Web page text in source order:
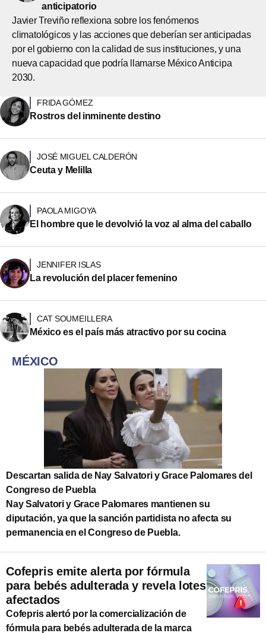
anticipatorio
Javier Treviño reflexiona sobre los fenómenos
climatológicos y las acciones que deberían ser anticipadas
por el gobierno con la calidad de sus instituciones, y una
nueva capacidad que podría llamarse México Anticipa
2030.
FRIDA GÓMEZ
Rostros del inminente destino
JOSÉ MIGUEL CALDERÓN
Ceuta y Melilla
PAOLA MIGOYA
El hombre que le devolvió la voz al alma del caballo
JENNIFER ISLAS
La revolución del placer femenino
CAT SOUMEILLERA
México es el país más atractivo por su cocina
MÉXICO
Descartan salida de Nay Salvatori y Grace Palomares del
Congreso de Puebla
Nay Salvatori y Grace Palomares mantienen su
diputación, ya que la sanción partidista no afecta su
permanencia en el Congreso de Puebla.
Cofepris emite alerta por fórmula
para bebés adulterada y revela lotes
afectados
Cofepris alertó por la comercialización de
fórmula para bebés adulterada de la marca